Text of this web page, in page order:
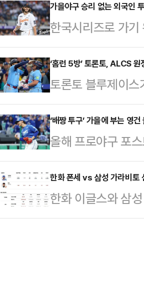
시아축구연맹
친’ 구보 다케후사
올 시즌 그리스 올
국제선수상’ 수상
활약하는 AFC 회
상이다.한국 …
가을야구 승리 없는 외국인
한국시리즈로 가
에 성공한 삼성 라
한화생명 볼파크
차전을 치른다.두
만이다. 당시 한화
프와 같이 5전 3선
다.실제로 역대 플
76.5%(34…
‘홈런 5방’ 토론토, ALCS
토론토 블루제이
시간) 미국 워싱턴
스트시즌’ 시애틀
전서 13-4 대승을
ALCS 첫 승을 따
드레스 히메네스
나와 곧바로 역전
레로 주니어…
‘배짱 투구’ 가을에 부는 영
올해 프로야구 포
있다.감독들은 흔
는 150km가 넘는
들을 압도하면서
고 플레이오프에
한화 폰세 vs 삼성 가라비토
한화 이글스와 삼
투수들의 맞대결